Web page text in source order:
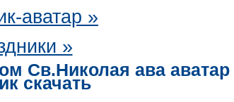
аватар »
»
Св.Николая ава аватар
скачать